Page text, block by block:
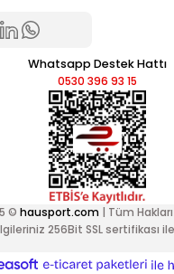
Whatsapp Destek Hattı
0530 396 93 15
© hausport.com | Tüm Hakları
256Bit SSL sertifikası
ideasoft
e-